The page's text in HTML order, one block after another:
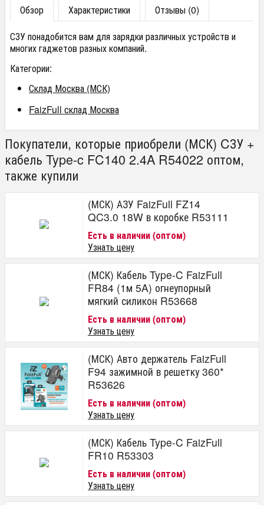
Обзор Характеристики
Отзывы (0)
СЗУ понадобится вам для зарядки различных устройств и
многих гаджетов разных компаний.
Категории:
Склад Москва (МСК)
FaizFull склад Москва
Покупатели, которые приобрели (МСК) CЗУ +
кабель Type-c FC140 2.4A R54022 оптом,
также купили
(МСК) АЗУ FaizFull FZ14
QC3.0 18W в коробке R53111
Есть в наличии (оптом)
Узнать цену
(МСК) Кабель Type-C FaizFull
FR84 (1м 5A) огнеупорный
мягкий силикон R53668
Есть в наличии (оптом)
Узнать цену
(МСК) Авто держатель FaizFull
F94 зажимной в решетку 360*
R53626
Есть в наличии (оптом)
Узнать цену
(МСК) Кабель Type-C FaizFull
FR10 R53303
Есть в наличии (оптом)
Узнать цену